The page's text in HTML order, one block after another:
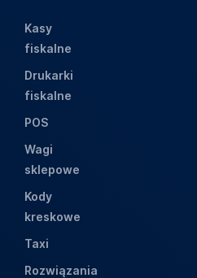
Kasy
fiskalne
Drukarki
fiskalne
POS
Wagi
sklepowe
Kody
kreskowe
Taxi
Rozwiązania